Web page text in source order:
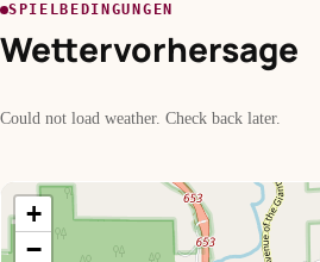
SPIELBEDINGUNGEN
Wettervorhersage
Could not load weather. Check back later.
+
−